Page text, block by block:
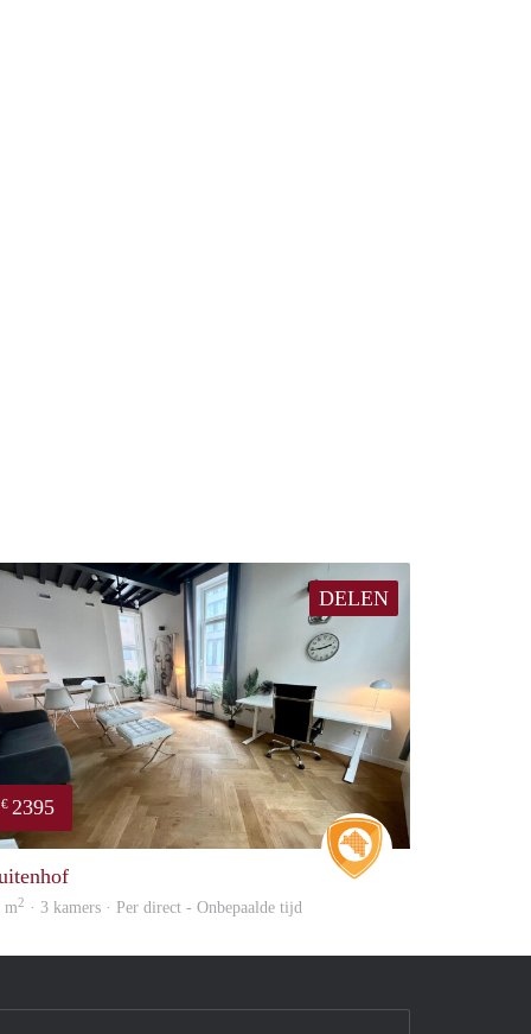
DELEN
€ 2395
Real Estate
m2 · 3 kamers · Per direct - Onbepaalde tijd